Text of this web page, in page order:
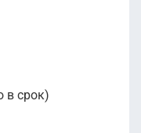
в срок)